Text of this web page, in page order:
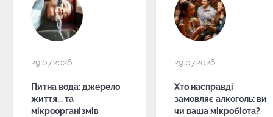
29.07.2026
Питна вода: джерело
життя... та
мікроорганізмів
29.07.2026
Хто насправді
замовляє алкоголь: ви
чи ваша мікробіота?